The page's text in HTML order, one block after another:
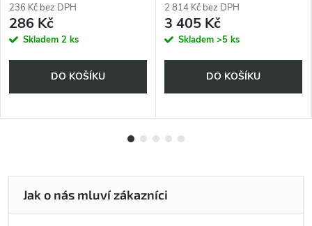
236 Kč bez DPH
286 Kč
Skladem 2 ks
DO KOŠÍKU
2 814 Kč bez DPH
3 405 Kč
Skladem >5 ks
DO KOŠÍKU